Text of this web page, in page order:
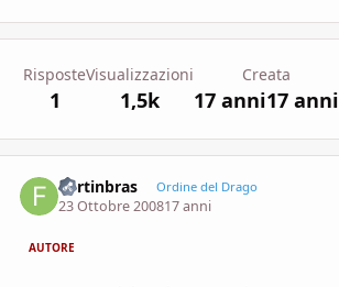
Risposte
1
Visualizzazioni
1,5k
Creata
17 anni17 anni
Fortinbras Ordine del Drago
23 Ottobre 200817 anni
AUTORE